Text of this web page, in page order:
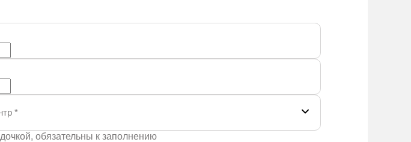
*
обязательны к заполнению